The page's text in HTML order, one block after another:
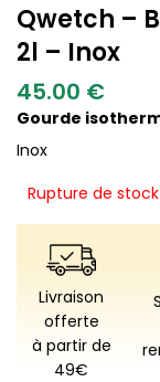
Qwetch –
2l – Inox
45.00 €
Gourde
Inox
Rupture de stock
Livraison
offerte
à partir de
49€